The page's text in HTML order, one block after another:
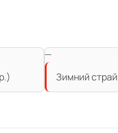
Зимний